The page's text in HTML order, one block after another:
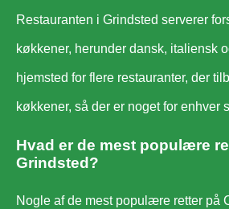
Restauranten i Grindsted serverer
køkkener, herunder dansk, italiensk
hjemsted for flere restauranter, der
køkkener, så der er noget for enhver
Hvad er de mest populære
Grindsted?
Nogle af de mest populære retter på